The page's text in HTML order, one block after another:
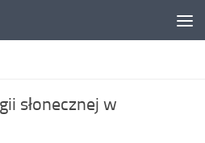
słonecznej w